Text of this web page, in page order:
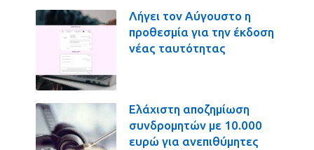
Λήγει τον Αύγουστο η
προθεσμία για την έκδοση
νέας ταυτότητας
Ελάχιστη αποζημίωση
συνδρομητών με 10.000
ευρώ για ανεπιθύμητες